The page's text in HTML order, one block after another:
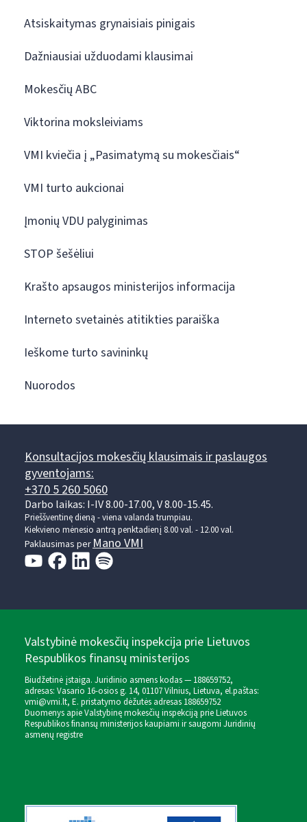
Atsiskaitymas grynaisiais pinigais
Dažniausiai užduodami klausimai
Mokesčių ABC
Viktorina moksleiviams
VMI kviečia į „Pasimatymą su mokesčiais“
VMI turto aukcionai
Įmonių VDU palyginimas
STOP šešėliui
Krašto apsaugos ministerijos informacija
Interneto svetainės atitikties paraiška
Ieškome turto savininkų
Nuorodos
Konsultacijos mokesčių klausimais ir paslaugos
gyventojams:
+370 5 260 5060
Darbo laikas: I-IV 8.00-17.00, V 8.00-15.45.
Prieššventinę dieną - viena valanda trumpiau.
Kiekvieno mėnesio antrą penktadienį 8.00 val. - 12.00 val.
Paklausimas perMano VMI
Valstybinė mokesčių inspekcija prie Lietuvos
Respublikos finansų ministerijos
Biudžetinė įstaiga. Juridinio asmens kodas — 188659752,
adresas: Vasario 16-osios g. 14, 01107 Vilnius, Lietuva, el.paštas:
vmi@vmi.lt, E. pristatymo dėžutės adresas 188659752
Duomenys apie Valstybinę mokesčių inspekciją prie Lietuvos
Respublikos finansų ministerijos kaupiami ir saugomi Juridinių
asmenų registre